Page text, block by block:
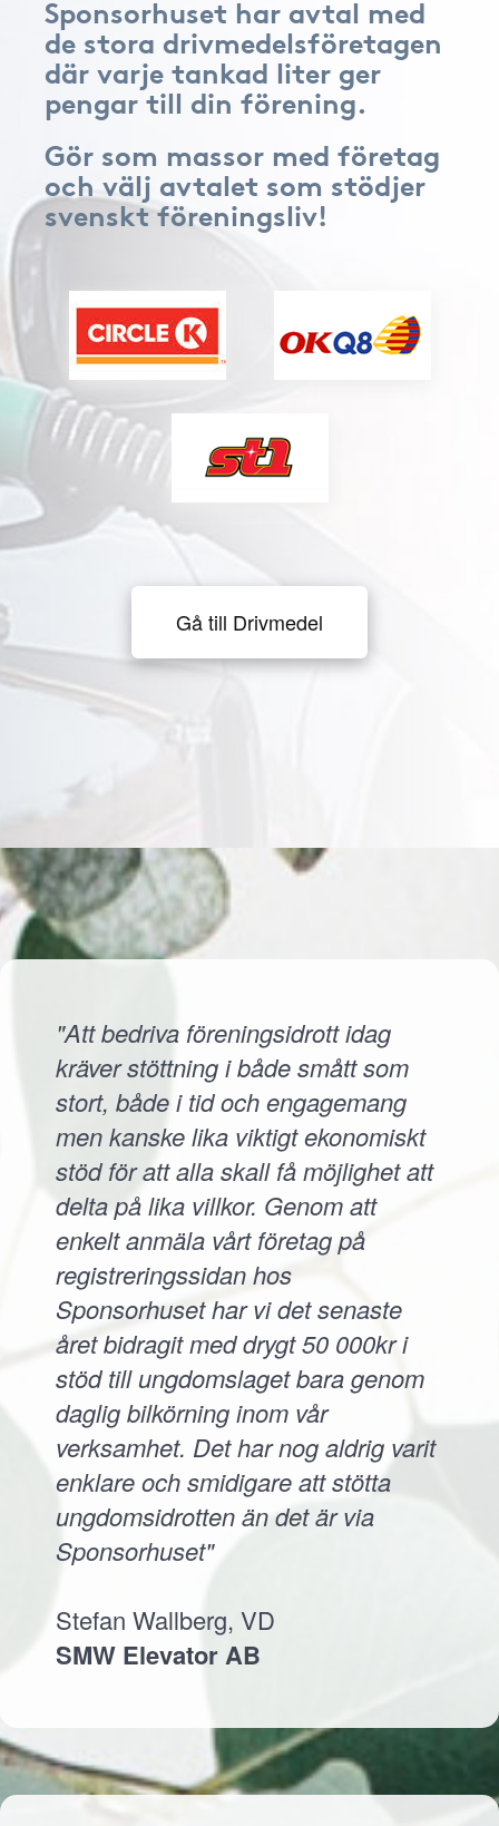
Sponsorhuset har avtal med
de stora drivmedelsföretagen
där varje tankad liter ger
pengar till din förening.
Gör som massor med företag
och välj avtalet som stödjer
svenskt föreningsliv!
Gå till Drivmedel
"Att bedriva föreningsidrott idag
kräver stöttning i både smått som
stort, både i tid och engagemang
men kanske lika viktigt ekonomiskt
stöd för att alla skall få möjlighet att
delta på lika villkor. Genom att
enkelt anmäla vårt företag på
registreringssidan hos
Sponsorhuset har vi det senaste
året bidragit med drygt 50 000kr i
stöd till ungdomslaget bara genom
daglig bilkörning inom vår
verksamhet. Det har nog aldrig varit
enklare och smidigare att stötta
ungdomsidrotten än det är via
Sponsorhuset"
Stefan Wallberg, VD
SMW Elevator AB